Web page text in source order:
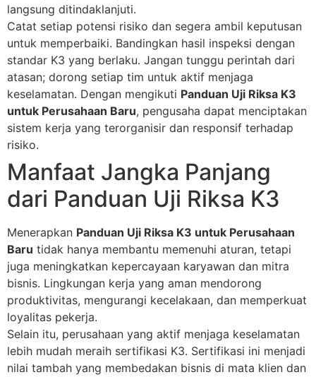
langsung ditindaklanjuti.
Catat setiap potensi risiko dan segera ambil keputusan
untuk memperbaiki. Bandingkan hasil inspeksi dengan
standar K3 yang berlaku. Jangan tunggu perintah dari
atasan; dorong setiap tim untuk aktif menjaga
keselamatan. Dengan mengikuti Panduan Uji Riksa K3
untuk Perusahaan Baru, pengusaha dapat menciptakan
sistem kerja yang terorganisir dan responsif terhadap
risiko.
Manfaat Jangka Panjang
dari Panduan Uji Riksa K3
Menerapkan Panduan Uji Riksa K3 untuk Perusahaan
Baru tidak hanya membantu memenuhi aturan, tetapi
juga meningkatkan kepercayaan karyawan dan mitra
bisnis. Lingkungan kerja yang aman mendorong
produktivitas, mengurangi kecelakaan, dan memperkuat
loyalitas pekerja.
Selain itu, perusahaan yang aktif menjaga keselamatan
lebih mudah meraih sertifikasi K3. Sertifikasi ini menjadi
nilai tambah yang membedakan bisnis di mata klien dan